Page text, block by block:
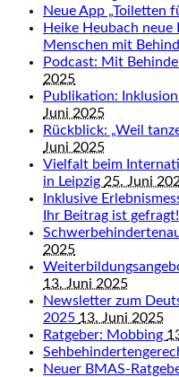
Neue App „Toiletten
Heike Heubach
Menschen mit
Podcast: Mit
2025
Publikation:
Juni 2025
Rückblick: „Weil
Juni 2025
Vielfalt beim
in Leipzig 25. Juni
Inklusive
Ihr Beitrag ist gefragt!
2025
13. Juni 2025
Newsletter zum
2025 13. Juni 2025
Ratgeber: Mobbing
Neuer BMAS-